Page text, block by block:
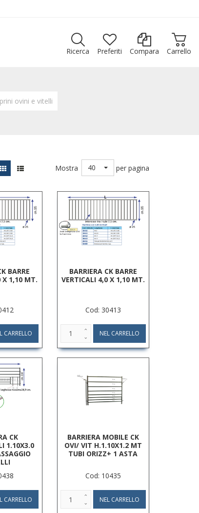
Ricerca
Preferiti Compara Carrello
ovini e vitelli
Mostra 40 per pagina
BARRE
X 1,10 MT.
BARRIERA CK BARRE
VERTICALI 4,0 X 1,10 MT.
Cod: 30413
CK
1.10X3.0
BARRIERA MOBILE CK
OVI/ VIT H.1.10X1.2 MT
TUBI ORIZZ+ 1 ASTA
Cod: 10435